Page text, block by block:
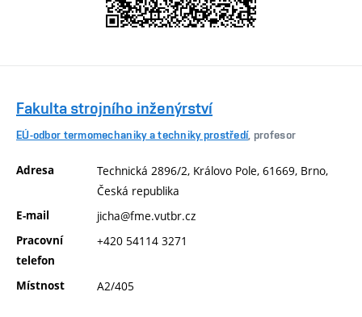
Fakulta strojního inženýrství
EÚ-odbor termomechaniky a techniky prostředí, profesor
Adresa
Technická 2896/2, Královo Pole, 61669, Brno,
Česká republika
E-mail jicha@fme.vutbr.cz
Pracovní
telefon
+420 54114 3271
Místnost A2/405